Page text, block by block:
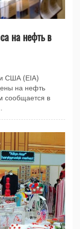
на нефть в
США (EIA)
на нефть
сообщается в